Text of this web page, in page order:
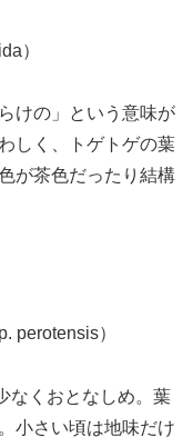
）
けの」という意味が
しく、トゲトゲの葉
が茶色だったり結構
perotensis）
なくおとなしめ。葉
小さい頃は地味だけ